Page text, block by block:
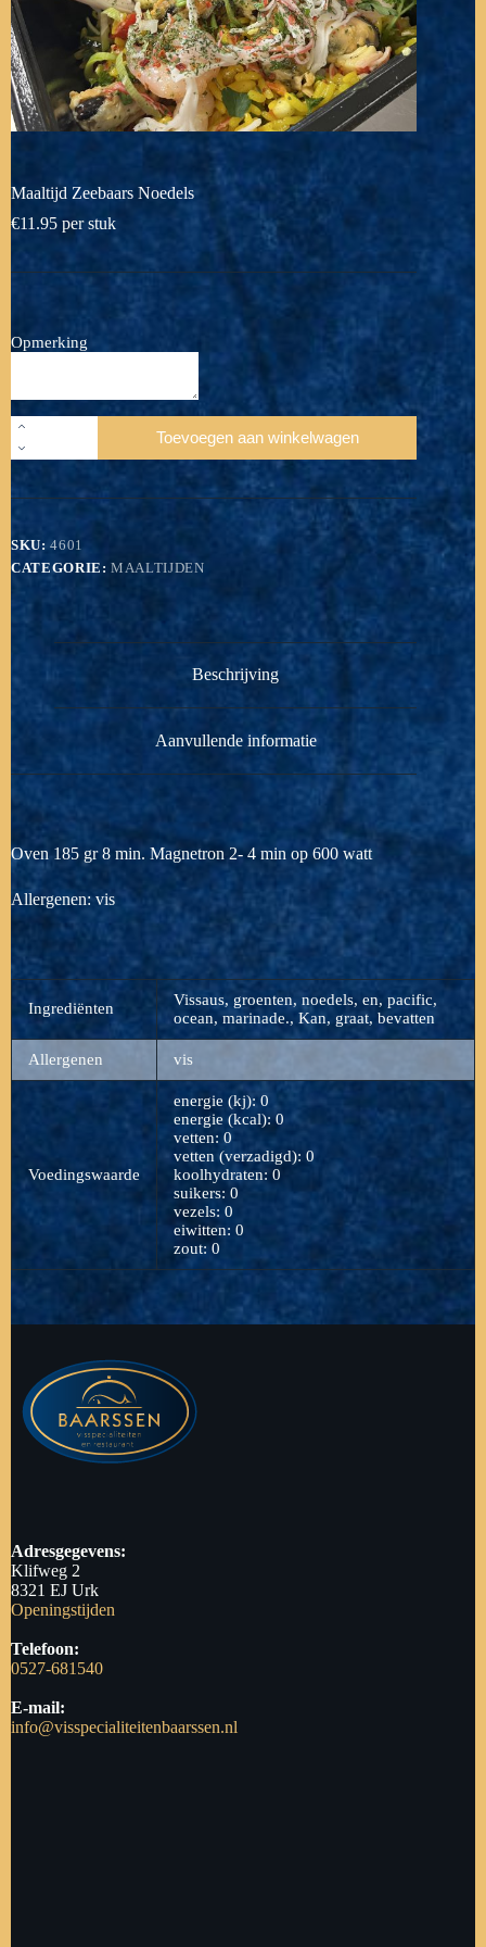
Maaltijd Zeebaars Noedels
€11.95 per stuk
Opmerking
Maaltijd
Noedels
Toevoegen aan winkelwagen
SKU:4601
CATEGORIE:MAALTIJDEN
Beschrijving
Aanvullende informatie
Oven 185 gr 8 min. Magnetron 2- 4 min op 600 watt
Allergenen: vis
Ingrediënten
Vissaus, groenten, noedels, en, pacific,
ocean, marinade., Kan, graat, bevatten
Allergenen vis
Voedingswaarde
energie (kj): 0
energie (kcal): 0
vetten: 0
vetten (verzadigd): 0
koolhydraten: 0
suikers: 0
vezels: 0
eiwitten: 0
zout: 0
Adresgegevens:
Klifweg 2
8321 EJ Urk
Openingstijden
Telefoon:
0527-681540
E-mail:
info@visspecialiteitenbaarssen.nl